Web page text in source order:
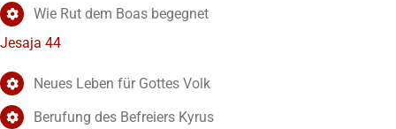
Wie Rut dem Boas begegnet
Jesaja 44
Neues Leben für Gottes Volk
Berufung des Befreiers Kyrus